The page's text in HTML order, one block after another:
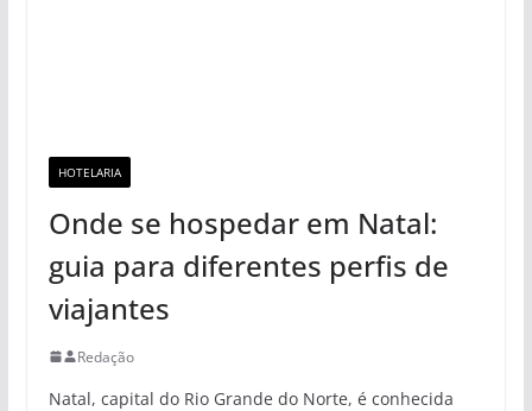
HOTELARIA
Onde se hospedar em Natal:
guia para diferentes perfis de
viajantes
Redação
Natal, capital do Rio Grande do Norte, é conhecida